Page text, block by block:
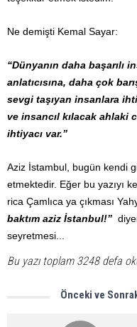
Ne demişti Kemal Sayar:
“Dünyanın daha başarılı
anlatıcısına, daha çok
sevgi taşıyan insanlara
ve insancıl kılacak ahlaki
ihtiyacı var.”
Aziz İstambul, bugün kendi
etmektedir. Eğer bu yazıyı
rica Çamlıca ya çıkması
baktım aziz İstanbul!”
seyretmesi...
Bu yazı toplam 3248 defa
Önceki ve